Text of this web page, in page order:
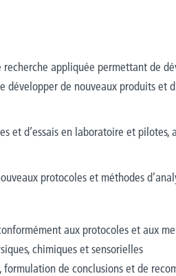
appliquée permettant de
de nouveaux produits et
et d’essais en laboratoire et pilotes,
protocoles et méthodes
aux protocoles et aux
chimiques et sensorielles
formulation de conclusions et de